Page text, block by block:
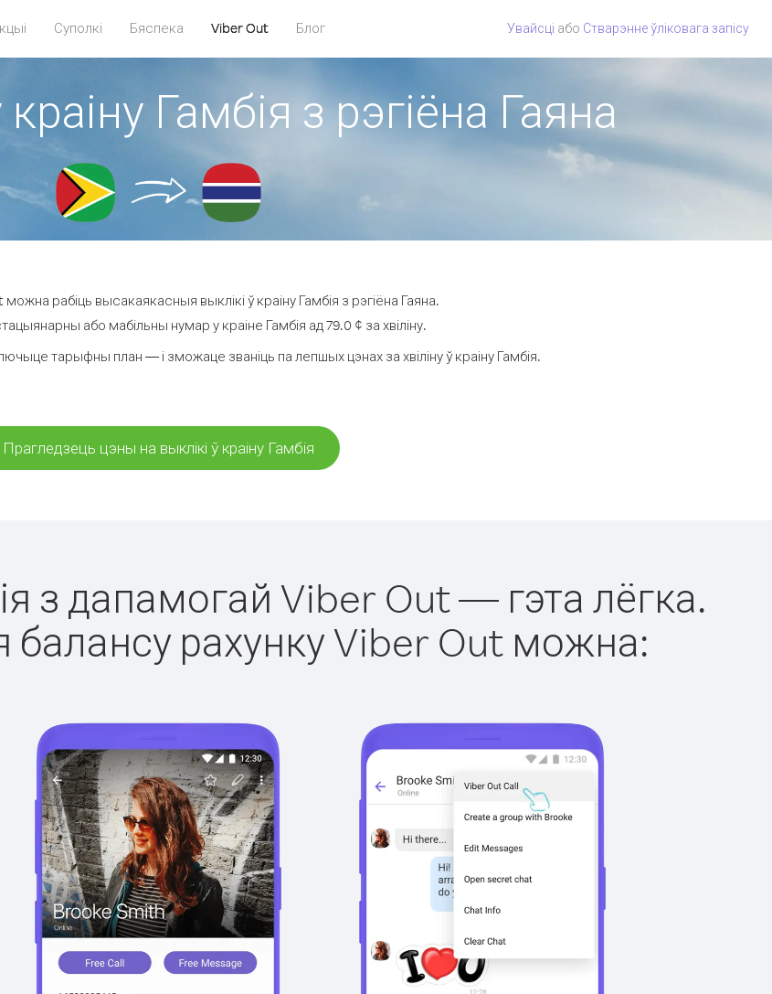
Суполкі Бяспека Viber Out Блог Увайсці або Стварэнне ўліковага запісу
Гамбія з рэгіёна Гаяна
рабіць высакаякасныя выклікі ў краіну Гамбія з рэгіёна Гаяна.
або мабільны нумар у краіне Гамбія ад 79.0 ¢ за хвіліну.
тарыфны план — і зможаце званіць па лепшых цэнах за хвіліну ў краіну Гамбія.
Прагледзець цэны на выклікі ў краіну Гамбія
з дапамогай Viber Out — гэта лёгка.
балансу рахунку Viber Out можна: